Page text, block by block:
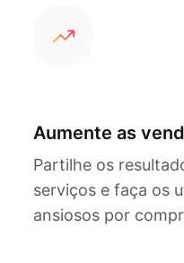
Aumente as
Partilhe os
serviços e faça os
ansiosos por